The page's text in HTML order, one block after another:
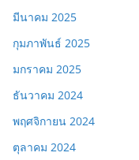
มีนาคม 2025
กุมภาพันธ์ 2025
มกราคม 2025
ธันวาคม 2024
พฤศจิกายน 2024
ตุลาคม 2024